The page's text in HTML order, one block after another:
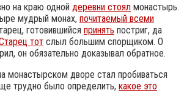
на краю одной деревни стоял монастырь.
мудрый монах, почитаемый всеми
готовившийся принять постриг, да
тот слыл большим спорщиком. О
он обязательно доказывал обратное.
монастырском дворе стал пробиваться
трудно было определить, какое это